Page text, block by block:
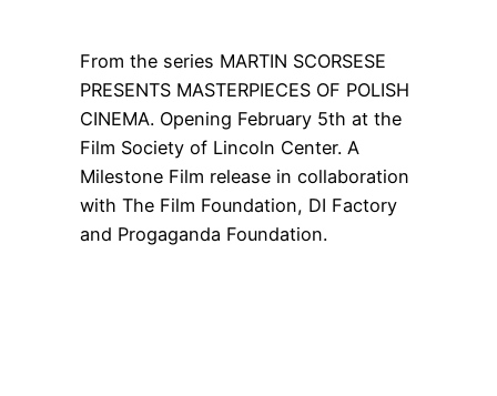
From the series MARTIN SCORSESE
PRESENTS MASTERPIECES OF POLISH
CINEMA. Opening February 5th at the
Film Society of Lincoln Center. A
Milestone Film release in collaboration
with The Film Foundation, DI Factory
and Progaganda Foundation.